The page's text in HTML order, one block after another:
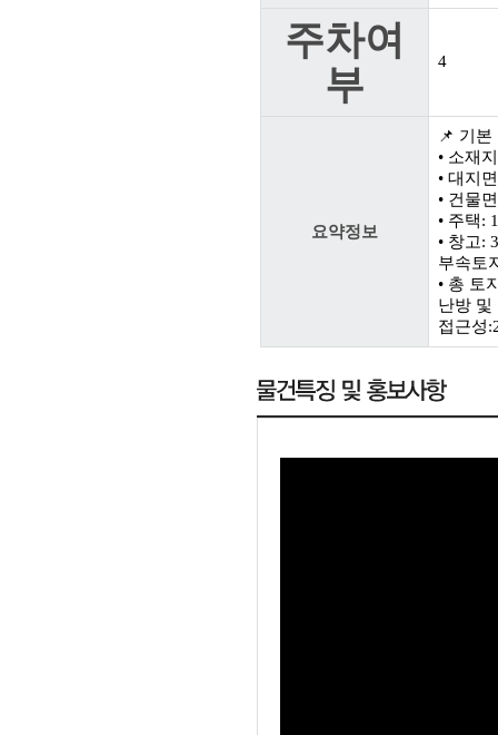
주차여
부
4
요약정보
📌 기본
• 소재
• 대지
• 건물
• 주택:
• 창고:
부속토
• 총 토
난방 및
접근성